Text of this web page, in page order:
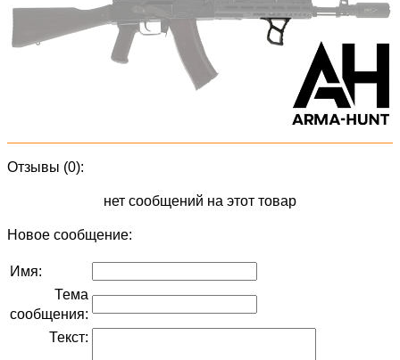
Отзывы (0):
нет сообщений на этот товар
Новое сообщение:
Имя:
Тема
сообщения:
Текст: